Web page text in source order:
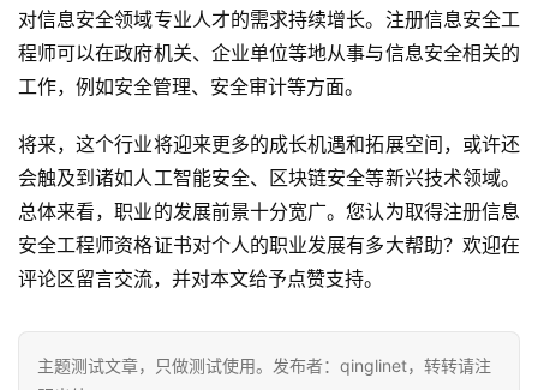
对信息安全领域专业人才的需求持续增长。注册信息安全工
程师可以在政府机关、企业单位等地从事与信息安全相关的
工作，例如安全管理、安全审计等方面。
将来，这个行业将迎来更多的成长机遇和拓展空间，或许还
会触及到诸如人工智能安全、区块链安全等新兴技术领域。
总体来看，职业的发展前景十分宽广。您认为取得注册信息
安全工程师资格证书对个人的职业发展有多大帮助？欢迎在
评论区留言交流，并对本文给予点赞支持。
主题测试文章，只做测试使用。发布者：qinglinet，转转请注